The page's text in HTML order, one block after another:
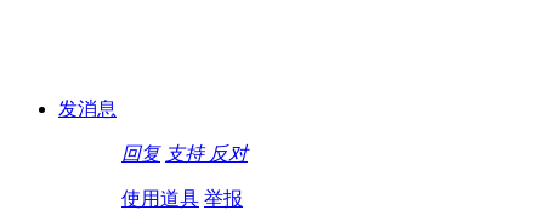
发消息
回复 支持 反对
使用道具 举报